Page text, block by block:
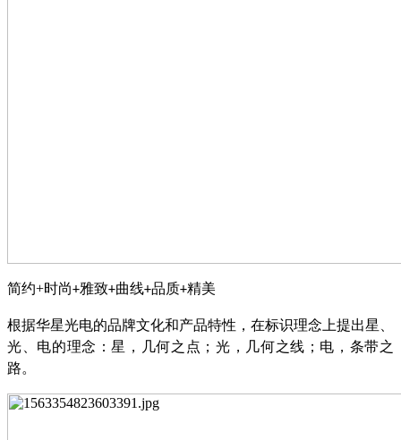
简约+时尚+雅致+曲线+品质+精美
根据华星光电的品牌文化和产品特性，在标识理念上提出星、
光、电的理念：星，几何之点；光，几何之线；电，条带之
路。